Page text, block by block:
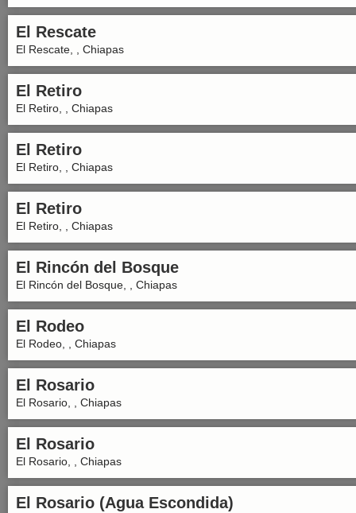
El Rescate
El Rescate, , Chiapas
El Retiro
El Retiro, , Chiapas
El Retiro
El Retiro, , Chiapas
El Retiro
El Retiro, , Chiapas
El Rincón del Bosque
El Rincón del Bosque, , Chiapas
El Rodeo
El Rodeo, , Chiapas
El Rosario
El Rosario, , Chiapas
El Rosario
El Rosario, , Chiapas
El Rosario (Agua Escondida)